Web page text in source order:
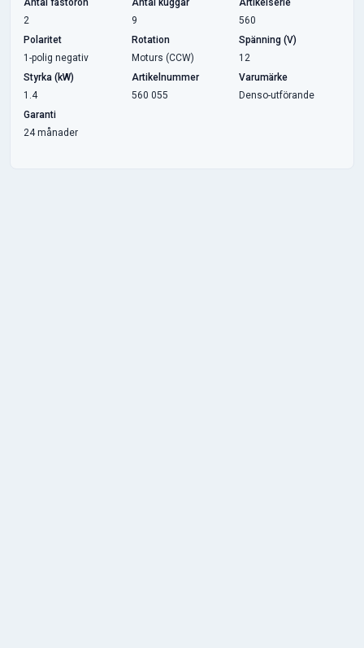
Antal fästöron
2
Antal kuggar
9
Artikelserie
560
Polaritet
1-polig negativ
Rotation
Moturs (CCW)
Spänning (V)
12
Styrka (kW)
1.4
Artikelnummer
560 055
Varumärke
Denso-utförande
Garanti
24 månader